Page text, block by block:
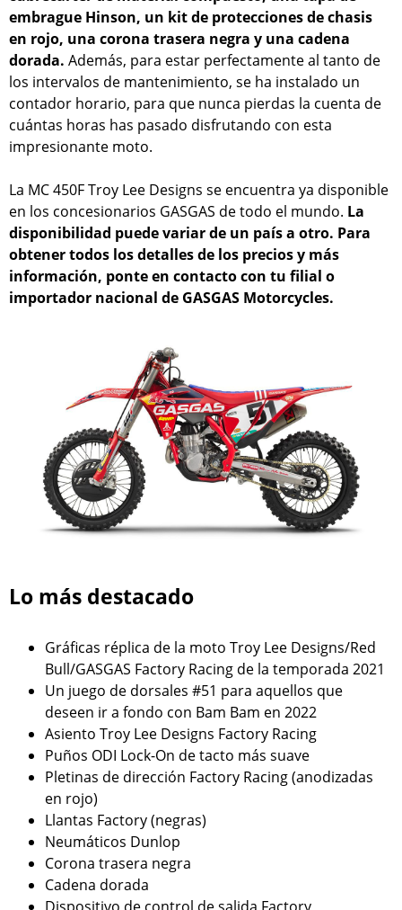
embrague Hinson, un kit de protecciones de chasis
en rojo, una corona trasera negra y una cadena
dorada. Además, para estar perfectamente al tanto de
los intervalos de mantenimiento, se ha instalado un
contador horario, para que nunca pierdas la cuenta de
cuántas horas has pasado disfrutando con esta
impresionante moto.
La MC 450F Troy Lee Designs se encuentra ya disponible
en los concesionarios GASGAS de todo el mundo. La
disponibilidad puede variar de un país a otro. Para
obtener todos los detalles de los precios y más
información, ponte en contacto con tu filial o
importador nacional de GASGAS Motorcycles.
Lo más destacado
Gráficas réplica de la moto Troy Lee Designs/Red
Bull/GASGAS Factory Racing de la temporada 2021
Un juego de dorsales #51 para aquellos que
deseen ir a fondo con Bam Bam en 2022
Asiento Troy Lee Designs Factory Racing
Puños ODI Lock-On de tacto más suave
Pletinas de dirección Factory Racing (anodizadas
en rojo)
Llantas Factory (negras)
Neumáticos Dunlop
Corona trasera negra
Cadena dorada